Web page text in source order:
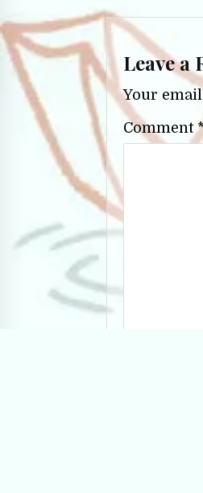
Leave a
Your
Comment *